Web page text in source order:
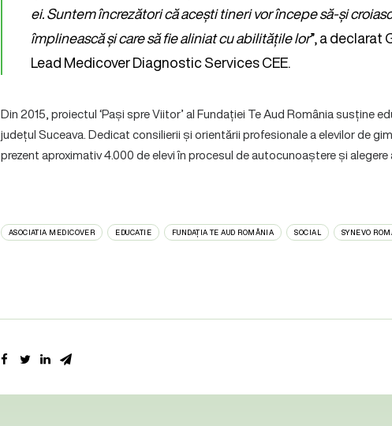
ei. Suntem încrezători că acești tineri vor începe să-și
împlinească și care să fie aliniat cu abilitățile lor”, a declarat
Lead Medicover Diagnostic Services CEE.
Din 2015, proiectul ‘Pași spre Viitor’ al Fundației Te Aud România susține
județul Suceava. Dedicat consilierii și orientării profesionale a elevilor de
prezent aproximativ 4.000 de elevi în procesul de autocunoaștere și
ASOCIATIA MEDICOVER EDUCATIE FUNDAȚIA TE AUD ROMÂNIA SOCIAL SYNEVO